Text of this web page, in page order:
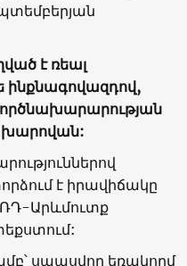
է ռեալ
ինքնագովազդով,
է իրավիճակը
ՌԴ-Արևմուտք
սպասվող եռակողմ